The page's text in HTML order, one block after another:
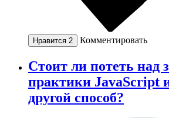
Нравится 2 Комментировать
Стоит ли потеть над
практики JavaScript
другой способ?